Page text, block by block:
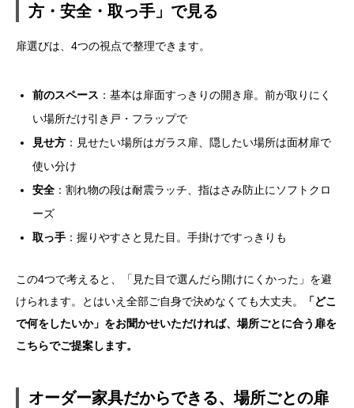
方・安全・取っ手」で見る
扉選びは、4つの視点で整理できます。
前のスペース ：基本は扉面すっきりの開き扉。前が取りにく
い場所だけ引き戸・フラップで
見せ方 ：見せたい場所はガラス扉、隠したい場所は面材扉で
使い分け
安全 ：割れ物の段は耐震ラッチ、指はさみ防止にソフトクロ
ーズ
取っ手 ：握りやすさと見た目。手掛けですっきりも
この4つで考えると、「見た目で選んだら開けにくかった」を避
けられます。とはいえ全部ご自身で決めなくても大丈夫。
「どこ
で何をしたいか」をお聞かせいただければ、場所ごとに合う扉を
こちらでご提案します。
オーダー家具だからできる、場所ごとの扉